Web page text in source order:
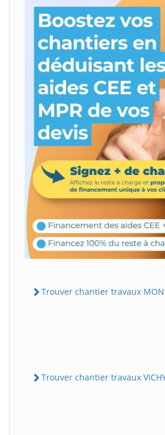
Trouver chantier travaux
Trouver chantier travaux